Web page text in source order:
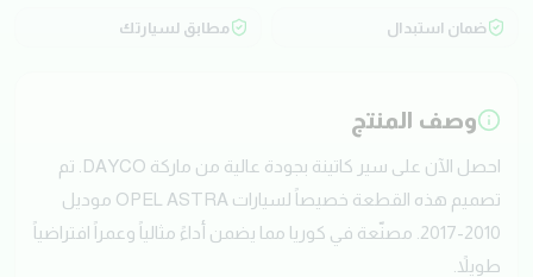
ضمان استبدال مطابق لسيارتك
وصف المنتج
احصل الآن على سير كاتينة بجودة عالية من ماركة DAYCO. تم
تصميم هذه القطعة خصيصاً لسيارات OPEL ASTRA موديل
2010-2017. مصنّعة في كوريا مما يضمن أداءً مثالياً وعمراً افتراضياً
طويلاً.